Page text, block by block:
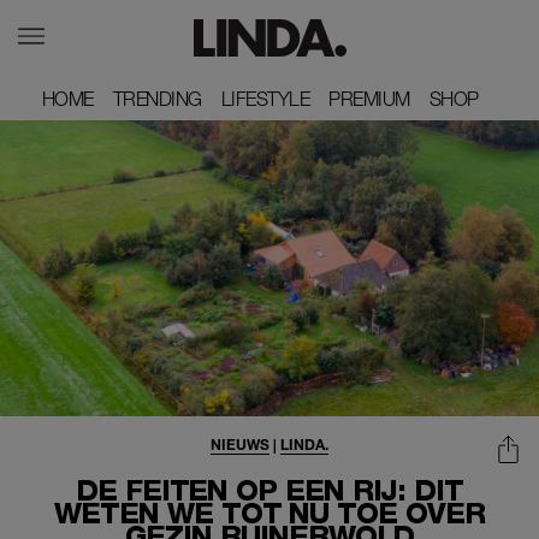
HOME
HOME TRENDING
TRENDING LIFESTYLE
LIFESTYLE PREMIUM
PREMIUM SHOP
SHOP
DE FEITEN OP EEN RIJ: DIT
WETEN WE TOT NU TOE OVER
NIEUWS | LINDA.